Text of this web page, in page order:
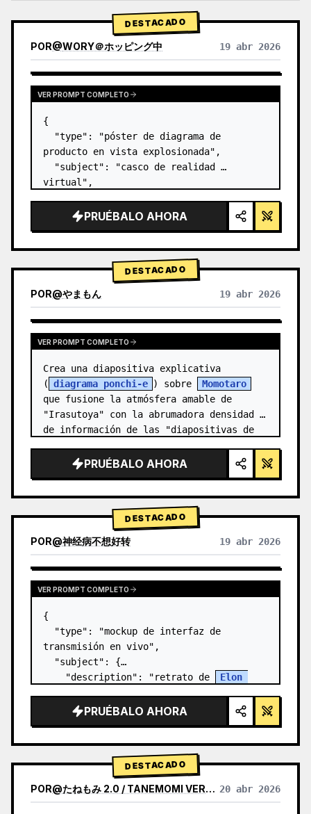
DESTACADO
POR@WORY＠ホッピング中 19 abr 2026
VER PROMPT COMPLETO
{
  "type": "póster de diagrama de
producto en vista explosionada",
  "subject": "casco de realidad
virtual",
alta tecnología, iluminación de estudio,
detalles brillantes",
name=\"background color…
PRUÉBALO AHORA
DESTACADO
POR@やまもん 19 abr 2026
VER RESULTADOS DE OTROS MODELOS
VER PROMPT COMPLETO
Crea una diapositiva explicativa
( diagrama ponchi-e ) sobre
Momotaro
que fusione la atmósfera amable de
"Irasutoya" con la abrumadora densidad
de información de las "diapositivas de
PRUÉBALO AHORA
DESTACADO
POR@神经病不想好转 19 abr 2026
VER PROMPT COMPLETO
{
  "type": "mockup de interfaz de
transmisión en vivo",
  "subject": {
    "description": "retrato de
Elon
negra con un gráfico de esquema técnico
en blanco",
PRUÉBALO AHORA
DESTACADO
POR@たねもみ 2.0 / TANEMOMI VER2.0 20 abr 2026